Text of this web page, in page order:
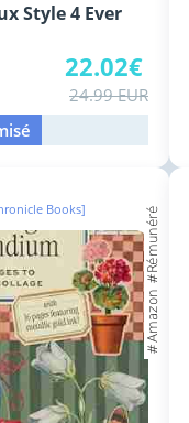
Style 4 Ever
22.02€
24.99 EUR
Books]